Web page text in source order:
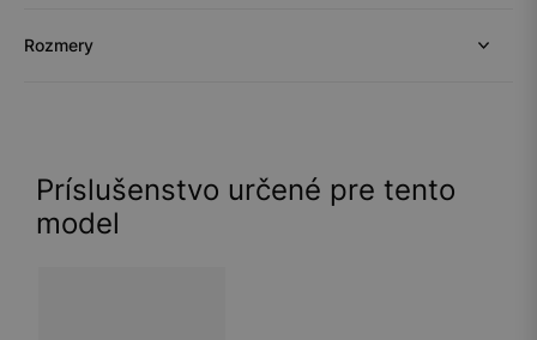
Rozmery
Príslušenstvo určené pre tento
model